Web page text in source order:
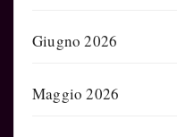
Giugno 2026
Maggio 2026